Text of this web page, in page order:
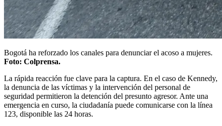
Bogotá ha reforzado los canales para denunciar el acoso a mujeres.
Foto: Colprensa.
La rápida reacción fue clave para la captura. En el caso de Kennedy,
la denuncia de las víctimas y la intervención del personal de
seguridad permitieron la detención del presunto agresor. Ante una
emergencia en curso, la ciudadanía puede comunicarse con la línea
123, disponible las 24 horas.